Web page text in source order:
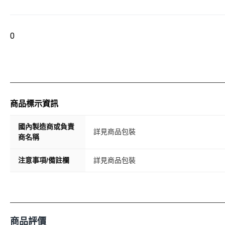
0
商品標示資訊
國內製造商或負責
商名稱
詳見商品包裝
注意事項/備註欄 詳見商品包裝
商品評價